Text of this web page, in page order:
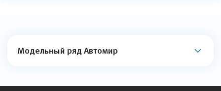
Модельный ряд Автомир